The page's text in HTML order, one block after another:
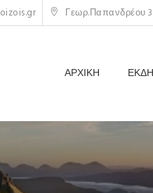
Γεωρ.Παπανδρέου
ΑΡΧΙΚΗ